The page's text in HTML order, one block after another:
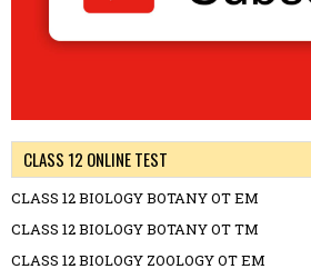
CLASS 12 ONLINE TEST
CLASS 12 BIOLOGY BOTANY OT EM
CLASS 12 BIOLOGY BOTANY OT TM
CLASS 12 BIOLOGY ZOOLOGY OT EM